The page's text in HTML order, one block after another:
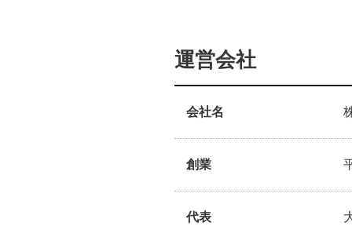
運営会社
会社名
創業
代表